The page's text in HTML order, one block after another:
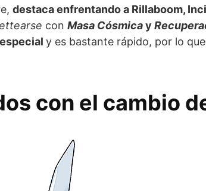
destaca enfrentando a Rillaboom,
con Masa Cósmicay
y es bastante rápido, por lo
con el cambio